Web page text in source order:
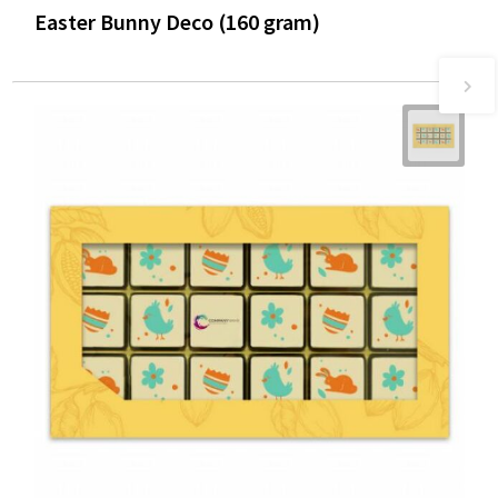
Easter Bunny Deco (160 gram)